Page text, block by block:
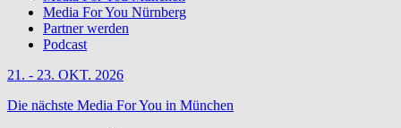
Media For You Nürnberg
Partner werden
Podcast
21. - 23. OKT. 2026
Die nächste Media For You in München